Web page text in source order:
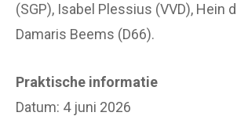
(SGP), Isabel Plessius (VVD), Hein
Damaris Beems (D66).
Praktische informatie
Datum: 4 juni 2026